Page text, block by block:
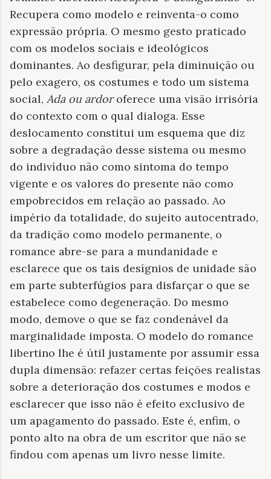
Recupera como modelo e reinventa-o como
expressão própria. O mesmo gesto praticado
com os modelos sociais e ideológicos
dominantes. Ao desfigurar, pela diminuição ou
pelo exagero, os costumes e todo um sistema
social, Ada ou ardoroferece uma visão irrisória
do contexto com o qual dialoga. Esse
deslocamento constitui um esquema que diz
sobre a degradação desse sistema ou mesmo
do indivíduo não como sintoma do tempo
vigente e os valores do presente não como
empobrecidos em relação ao passado. Ao
império da totalidade, do sujeito autocentrado,
da tradição como modelo permanente, o
romance abre-se para a mundanidade e
esclarece que os tais desígnios de unidade são
em parte subterfúgios para disfarçar o que se
estabelece como degeneração. Do mesmo
modo, demove o que se faz condenável da
marginalidade imposta. O modelo do romance
libertino lhe é útil justamente por assumir essa
dupla dimensão: refazer certas feições realistas
sobre a deterioração dos costumes e modos e
esclarecer que isso não é efeito exclusivo de
um apagamento do passado. Este é, enfim, o
ponto alto na obra de um escritor que não se
findou com apenas um livro nesse limite.